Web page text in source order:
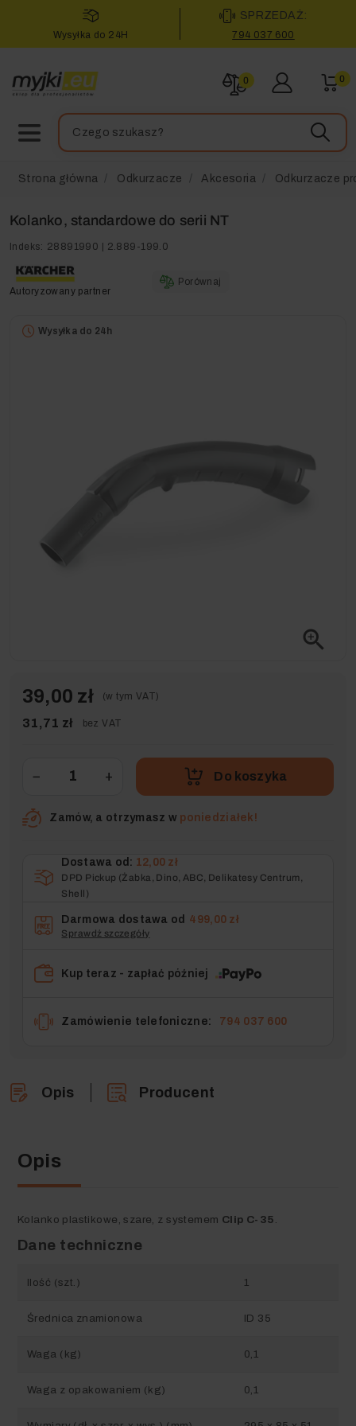
Wysyłka do 24H
SPRZEDAŻ:
794 037 600
0 0
Strona główna Odkurzacze Akcesoria Odkurzacze
Kolanko, standardowe do serii NT
Indeks: 28891990 | 2.889-199.0
Autoryzowany partner
Porównaj
Wysyłka do 24h
zoom_in
39,00 zł (w tym VAT)
31,71 zł bez VAT
− + Do koszyka
Zamów, a otrzymasz w poniedziałek!
Dostawa od: 12,00 zł
DPD Pickup (Żabka, Dino, ABC, Delikatesy Centrum,
Shell)
Darmowa dostawa od 499,00 zł
Sprawdź szczegóły
Kup teraz - zapłać później
Zamówienie telefoniczne: 794 037 600
Opis Producent
Opis
Kolanko plastikowe, szare, z systemem Clip C-35
Dane techniczne
Ilość (szt.) 1
Średnica znamionowa ID 35
Waga (kg) 0,1
Waga z opakowaniem (kg) 0,1